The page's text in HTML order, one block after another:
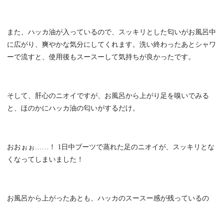
また、ハッカ油が入っているので、スッキリとした匂いがお風呂中
に広がり、爽やかな気分にしてくれます。洗い終わったあとシャワ
ーで流すと、使用後もスースーして気持ちが良かったです。
そして、肝心のニオイですが、お風呂から上がり足を嗅いでみる
と、ほのかにハッカ油の匂いがするだけ。
おおぉぉ……！ 1日中ブーツで蒸れた足のニオイが、スッキリとな
くなってしまいました！
お風呂から上がったあとも、ハッカのスースー感が残っているの